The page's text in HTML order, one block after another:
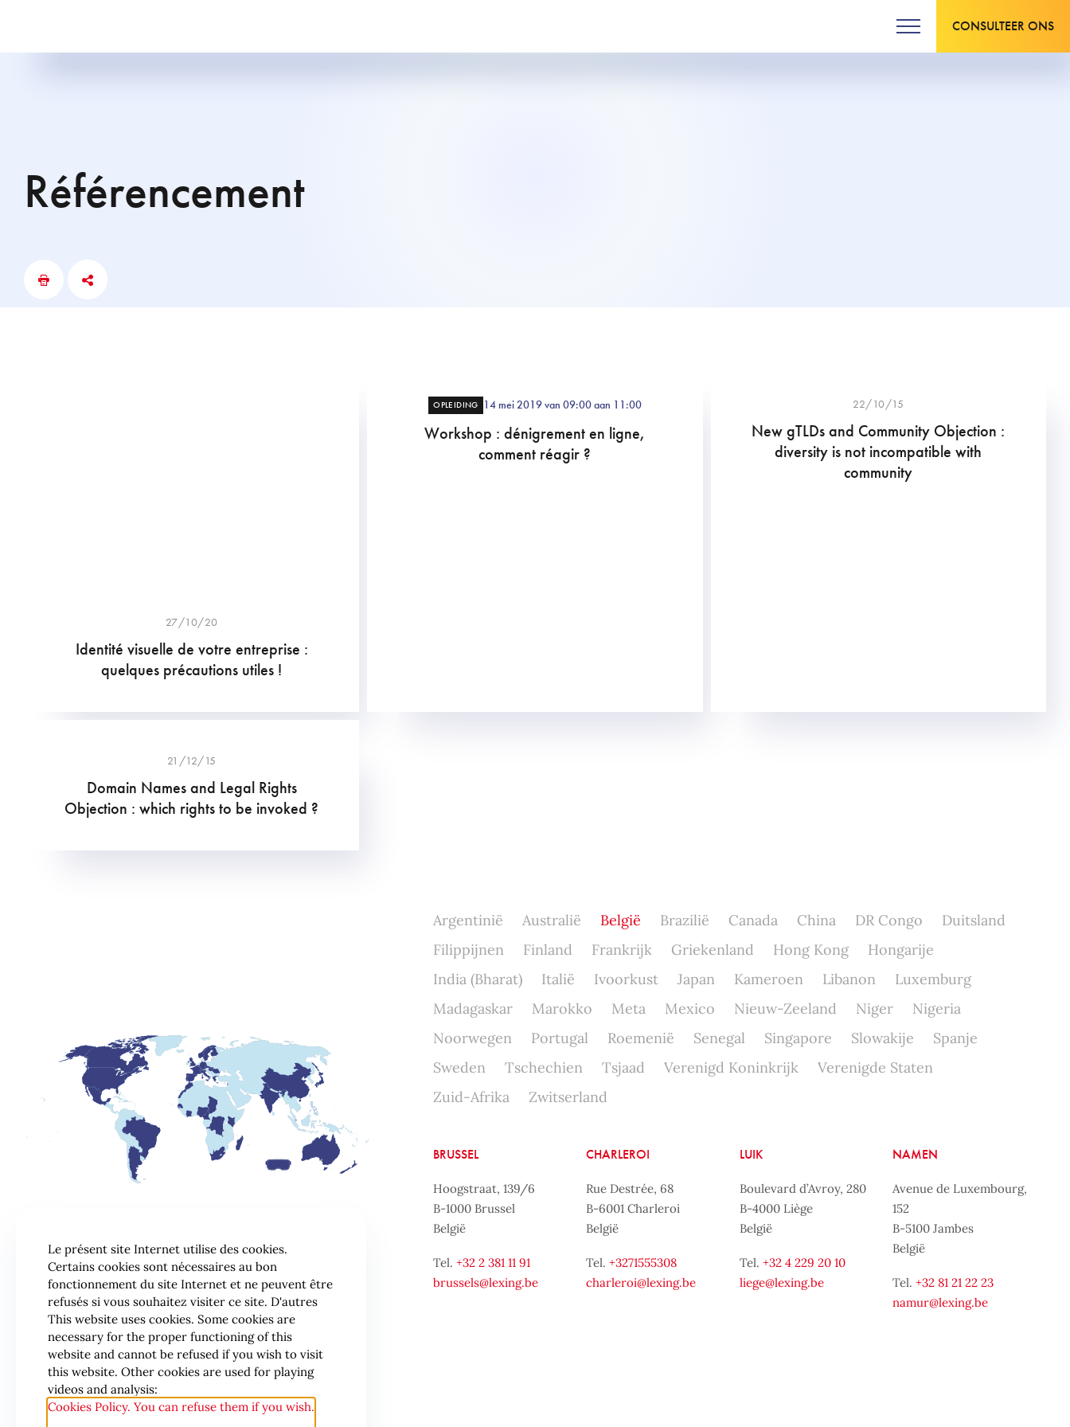
CONSULTEER ONS
Référencement
27/10/20
Identité visuelle de votre entreprise :
quelques précautions utiles !
OPLEIDING 14 mei 2019 van 09:00 aan 11:00
Workshop : dénigrement en ligne,
comment réagir ?
22/10/15
New gTLDs and Community Objection :
diversity is not incompatible with
community
21/12/15
Domain Names and Legal Rights
Objection : which rights to be invoked ?
Argentinië Australië België Brazilië Canada China DR Congo
Duitsland
Filippijnen
Finland Frankrijk Griekenland Hong Kong
Hongarije
India (Bharat)
Italië Ivoorkust Japan Kameroen Libanon
Luxemburg
Madagaskar
Marokko Meta Mexico Nieuw-Zeeland Niger
Nigeria
Noorwegen
Portugal Roemenië Senegal Singapore Slowakije
Spanje
Sweden
Tschechien Tsjaad Verenigd Koninkrijk
Verenigde Staten
Zuid-Afrika
Zwitserland
BRUSSEL
Hoogstraat, 139/6
B-1000 Brussel
België
Tel. +32 2 381 11 91
brussels@lexing.be
CHARLEROI
Rue Destrée, 68
B-6001 Charleroi
België
Tel.+3271555308
charleroi@lexing.be
LUIK
Boulevard d’Avroy, 280
B-4000 Liège
België
Tel. +32 4 229 20 10
liege@lexing.be
NAMEN
Avenue de Luxembourg,
152
B-5100 Jambes
België
Tel.+32 81 21 22 23
namur@lexing.be
Le présent site Internet utilise des cookies.
Certains cookies sont nécessaires au bon
fonctionnement du site Internet et ne peuvent être
refusés si vous souhaitez visiter ce site. D'autres
This website uses cookies. Some cookies are
necessary for the proper functioning of this
website and cannot be refused if you wish to visit
this website. Other cookies are used for playing
videos and analysis:
Cookies Policy. You can refuse them if you wish.